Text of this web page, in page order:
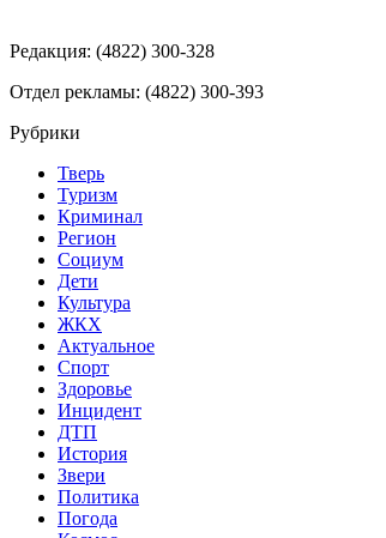
Редакция: (4822) 300-328
Отдел рекламы: (4822) 300-393
Рубрики
Тверь
Туризм
Криминал
Регион
Социум
Дети
Культура
ЖКХ
Актуальное
Спорт
Здоровье
Инцидент
ДТП
История
Звери
Политика
Погода